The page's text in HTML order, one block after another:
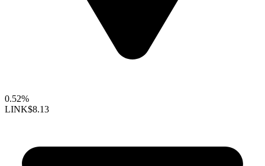
0.52%
LINK$8.13